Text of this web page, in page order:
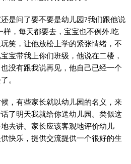
是问了要不要是幼儿园?我们跟他说
，每天都要去，宝宝也不例外.吃
笑，让他放松上学的紧张情绪，不
宝带我上你们班级，他说在二楼，
没有跟我说再见，他自己已经一个
。
，有些家长就以幼儿园的名义，来
了明天我就给你送幼儿园。类似这
去讲。家长应该客观地评价幼儿
快乐，提供交流提供一个很好的生